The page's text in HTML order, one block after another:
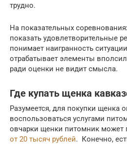
трудно.
На показательных
показать удовлетворительные
понимает наигранность
отрабатывает элементы
ради оценки не видит смысла.
Где купать щенка
Разумеется, для покупки щенка
воспользоваться услугами
овчарки щенки питомник может
от 20 тысяч рублей. Конечно,